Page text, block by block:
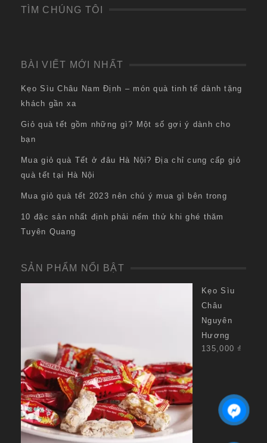
TÌM CHÚNG TÔI
BÀI VIẾT MỚI NHẤT
Kẹo Sìu Châu Nam Định – món quà tinh tế dành tặng
khách gần xa
Giỏ quà tết gồm những gì? Một số gợi ý dành cho
bạn
Mua giỏ quà Tết ở đâu Hà Nội? Địa chỉ cung cấp giỏ
quà tết tại Hà Nội
Mua giỏ quà tết 2023 nên chú ý mua gì bên trong
10 đặc sản nhất định phải nếm thử khi ghé thăm
Tuyên Quang
SẢN PHẨM NỔI BẬT
Kẹo Sìu
Châu
Nguyên
Hương
135,000 ₫